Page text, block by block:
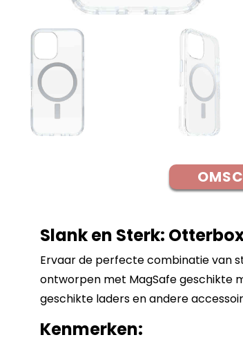
Slank en Sterk:
Ervaar de perfecte combinatie van
ontworpen met MagSafe geschikte
geschikte laders en andere
Kenmerken: